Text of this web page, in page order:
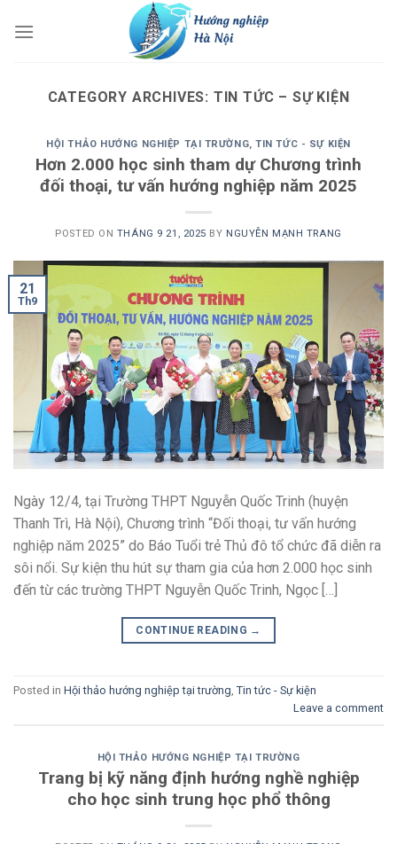
CATEGORY ARCHIVES: TIN TỨC – SỰ KIỆN
HỘI THẢO HƯỚNG NGHIỆP TẠI TRƯỜNG,TIN TỨC - SỰ KIỆN
Hơn 2.000 học sinh tham dự Chương trình
đối thoại, tư vấn hướng nghiệp năm 2025
POSTED ON THÁNG 9 21, 2025 BY NGUYỄN MẠNH TRANG
21
Th9
Ngày 12/4, tại Trường THPT Nguyễn Quốc Trinh (huyện
Thanh Trì, Hà Nội), Chương trình “Đối thoại, tư vấn hướng
nghiệp năm 2025” do Báo Tuổi trẻ Thủ đô tổ chức đã diễn ra
sôi nổi. Sự kiện thu hút sự tham gia của hơn 2.000 học sinh
đến từ các trường THPT Nguyễn Quốc Trinh, Ngọc […]
CONTINUE READING →
Posted in Hội thảo hướng nghiệp tại trường, Tin tức - Sự kiện
Leave a comment
HỘI THẢO HƯỚNG NGHIỆP TẠI TRƯỜNG
Trang bị kỹ năng định hướng nghề nghiệp
cho học sinh trung học phổ thông